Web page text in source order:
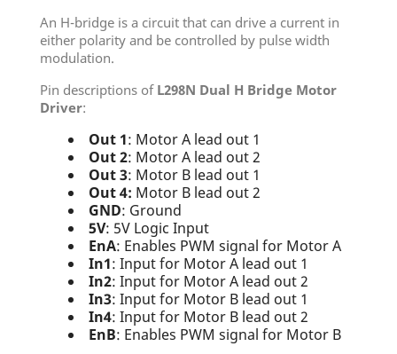
An H-bridge is a circuit that can drive a current in
either polarity and be controlled by pulse width
modulation.
Pin descriptions of L298N Dual H Bridge Motor
Driver:
Out 1: Motor A lead out 1
Out 2: Motor A lead out 2
Out 3: Motor B lead out 1
Out 4: Motor B lead out 2
GND: Ground
5V: 5V Logic Input
EnA: Enables PWM signal for Motor A
In1: Input for Motor A lead out 1
In2: Input for Motor A lead out 2
In3: Input for Motor B lead out 1
In4: Input for Motor B lead out 2
EnB: Enables PWM signal for Motor B